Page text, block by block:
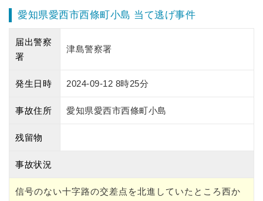
愛知県愛西市西條町小島 当て逃げ事件
届出警察
署
津島警察署
発生日時 2024-09-12 8時25分
事故住所 愛知県愛西市西條町小島
残留物
事故状況
信号のない十字路の交差点を北進していたところ西か